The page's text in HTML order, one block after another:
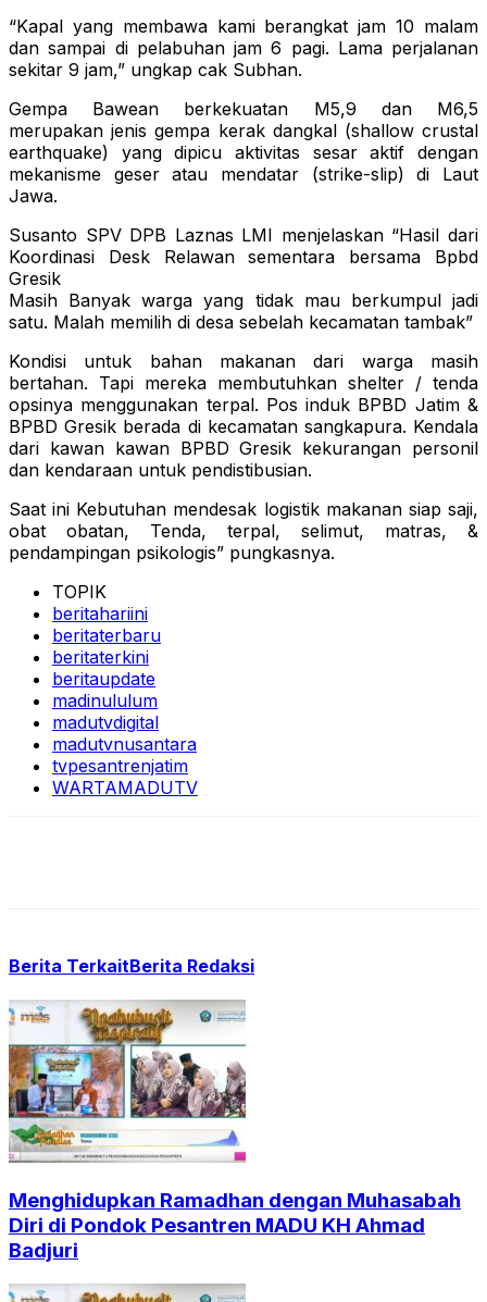
“Kapal yang membawa kami berangkat jam 10 malam
dan sampai di pelabuhan jam 6 pagi. Lama perjalanan
sekitar 9 jam,” ungkap cak Subhan.
Gempa Bawean berkekuatan M5,9 dan M6,5
merupakan jenis gempa kerak dangkal (shallow crustal
earthquake) yang dipicu aktivitas sesar aktif dengan
mekanisme geser atau mendatar (strike-slip) di Laut
Jawa.
Susanto SPV DPB Laznas LMI menjelaskan “Hasil dari
Koordinasi Desk Relawan sementara bersama Bpbd
Gresik
Masih Banyak warga yang tidak mau berkumpul jadi
satu. Malah memilih di desa sebelah kecamatan tambak”
Kondisi untuk bahan makanan dari warga masih
bertahan. Tapi mereka membutuhkan shelter / tenda
opsinya menggunakan terpal. Pos induk BPBD Jatim &
BPBD Gresik berada di kecamatan sangkapura. Kendala
dari kawan kawan BPBD Gresik kekurangan personil
dan kendaraan untuk pendistibusian.
Saat ini Kebutuhan mendesak logistik makanan siap saji,
obat obatan, Tenda, terpal, selimut, matras, &
pendampingan psikologis” pungkasnya.
TOPIK
beritahariini
beritaterbaru
beritaterkini
beritaupdate
madinululum
madutvdigital
madutvnusantara
tvpesantrenjatim
WARTAMADUTV
Berita TerkaitBerita Redaksi
Menghidupkan Ramadhan dengan Muhasabah
Diri di Pondok Pesantren MADU KH Ahmad
Badjuri